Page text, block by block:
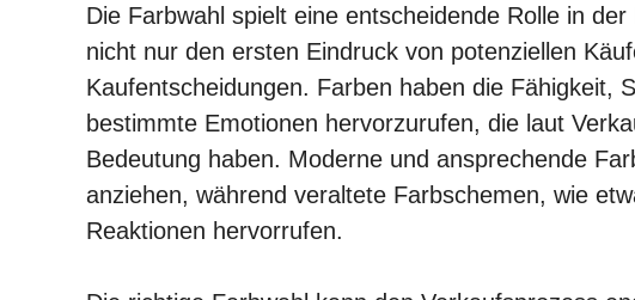
Die Farbwahl spielt eine entscheidende Rolle in
nicht nur den ersten Eindruck von potenziellen
Kaufentscheidungen. Farben haben die Fähigkeit,
bestimmte Emotionen hervorzurufen, die laut
Bedeutung haben. Moderne und ansprechende
anziehen, während veraltete Farbschemen, wie
Reaktionen hervorrufen.